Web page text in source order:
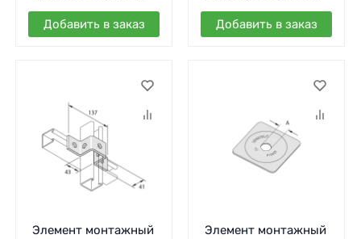
Добавить в заказ Добавить в заказ
Элемент монтажный
Элемент монтажный